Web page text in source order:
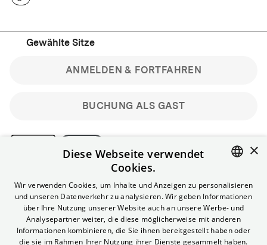
Gewählte Sitze
BUCHUNG ALS GAST
ANMELDEN & FORTFAHREN
Bitte beachte: Gastbuchungen sind nicht stornierbar.
Registriere dich kostenlos für bis zu 90 min vor Filmbeginn
stornierbare Tickets für reguläre Vorstellungen.
Unlimited-Mitglied? Melde dich an, um deine Benefits
nutzen zu können.
ENGLISH
×
Diese Webseite verwendet
Cookies.
Wir verwenden Cookies, um Inhalte und Anzeigen zu personalisieren
und unseren Datenverkehr zu analysieren. Wir geben Informationen
über Ihre Nutzung unserer Website auch an unsere Werbe- und
Analysepartner weiter, die diese möglicherweise mit anderen
Informationen kombinieren, die Sie ihnen bereitgestellt haben oder
die sie im Rahmen Ihrer Nutzung ihrer Dienste gesammelt haben.